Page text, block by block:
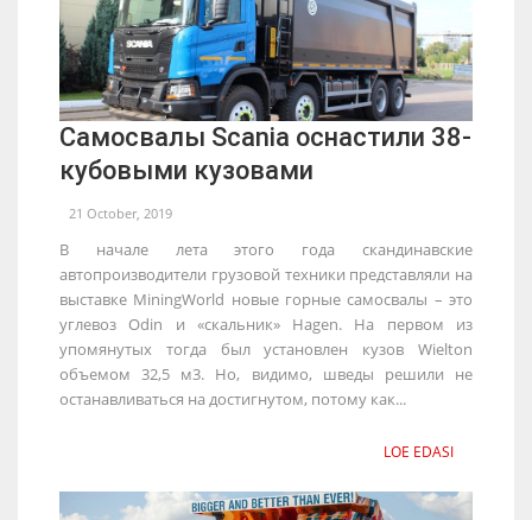
Самосвалы Scania оснастили 38-
кубовыми кузовами
21 October, 2019
В начале лета этого года скандинавские
автопроизводители грузовой техники представляли на
выставке MiningWorld новые горные самосвалы – это
углевоз Odin и «скальник» Hagen. На первом из
упомянутых тогда был установлен кузов Wielton
объемом 32,5 м3. Но, видимо, шведы решили не
останавливаться на достигнутом, потому как...
LOE EDASI